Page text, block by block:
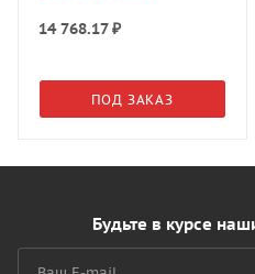
14 768.17₽
ПОД ЗАКАЗ
Будьте в курсе